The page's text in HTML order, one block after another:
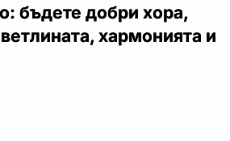
бъдете добри хора,
хармонията и